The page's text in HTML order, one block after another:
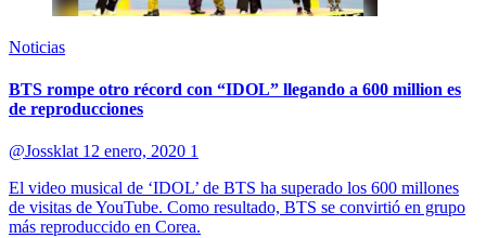
Noticias
BTS rompe otro récord con “IDOL” llegando a 600 million es
de reproducciones
@Jossklat 12 enero, 2020 1
El video musical de ‘IDOL’ de BTS ha superado los 600 millones
de visitas de YouTube. Como resultado, BTS se convirtió en grupo
más reproduccido en Corea.